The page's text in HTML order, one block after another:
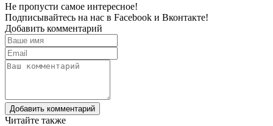
Не пропусти самое интересное!
Подписывайтесь на нас в Facebook и Вконтакте!
Добавить комментарий
Добавить комментарий
Читайте также